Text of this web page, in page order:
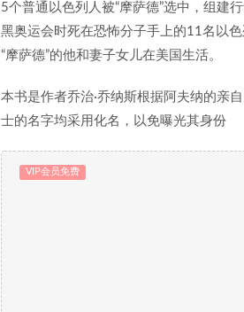
5个普通以色列人被“摩萨德”选中，组建
黑奥运会时死在恐怖分子手上的11名以
“摩萨德”的他和妻子女儿在美国生活。
本书是作者乔治·乔纳斯根据阿夫纳的亲
士的名字均采用化名，以免曝光其身份
VIP会员免费